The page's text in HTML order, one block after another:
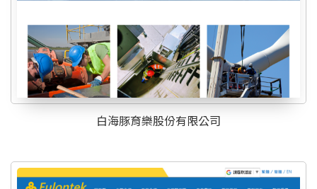
白海豚育樂股份有限公司